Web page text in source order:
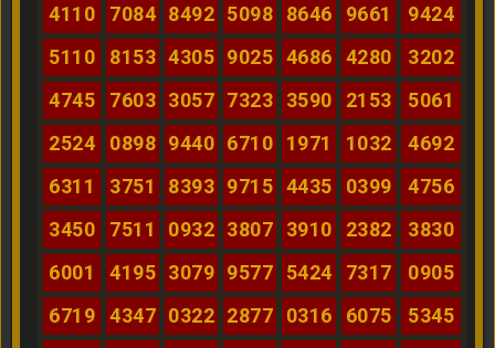
4110
7084 8492 5098 8646 9661
9424
5110
8153 4305 9025 4686 4280
3202
4745
7603 3057 7323 3590 2153
5061
2524
0898 9440 6710 1971 1032
4692
6311
3751 8393 9715 4435 0399
4756
3450
7511 0932 3807 3910 2382
3830
6001
4195 3079 9577 5424 7317
0905
6719
4347 0322 2877 0316 6075
5345